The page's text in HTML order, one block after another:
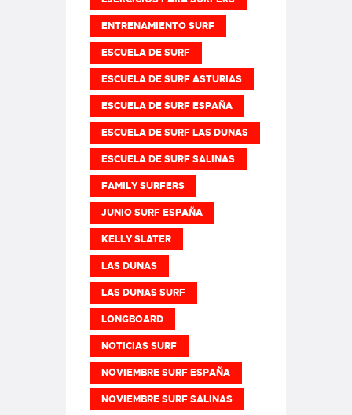
ENTRENAMIENTO SURF
ESCUELA DE SURF
ESCUELA DE SURF ASTURIAS
ESCUELA DE SURF ESPAÑA
ESCUELA DE SURF LAS DUNAS
ESCUELA DE SURF SALINAS
FAMILY SURFERS
JUNIO SURF ESPAÑA
KELLY SLATER
LAS DUNAS
LAS DUNAS SURF
LONGBOARD
NOTICIAS SURF
NOVIEMBRE SURF ESPAÑA
NOVIEMBRE SURF SALINAS